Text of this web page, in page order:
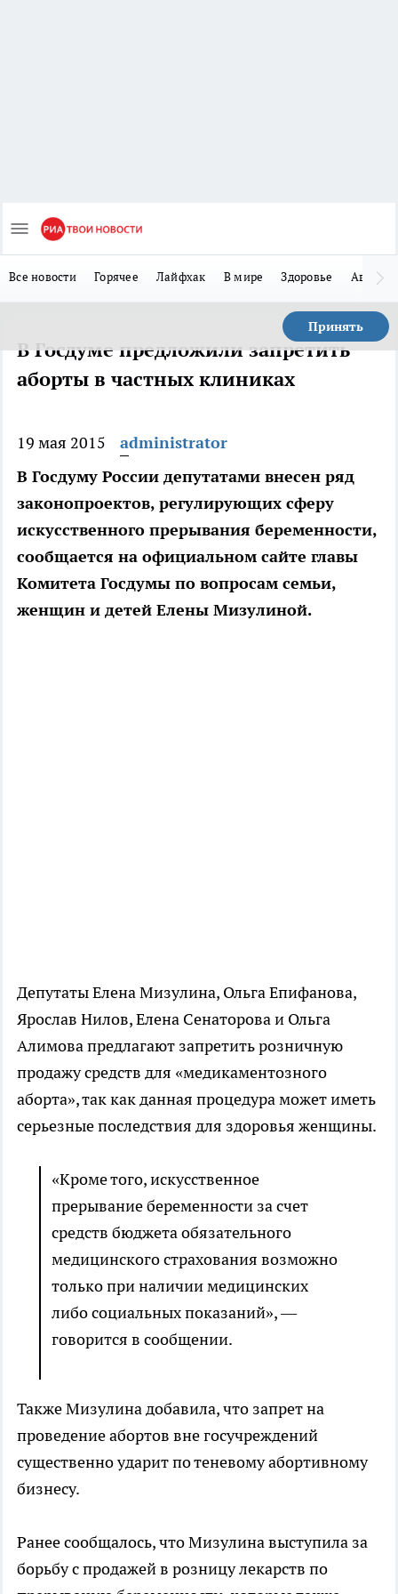
Все новости Горячее Лайфхак В мире Здоровье Авто
Принять
В Госдуме предложили запретить
аборты в частных клиниках
19 мая 2015
administrator
В Госдуму России депутатами внесен ряд
законопроектов, регулирующих сферу
искусственного прерывания беременности,
сообщается на официальном сайте главы
Комитета Госдумы по вопросам семьи,
женщин и детей Елены Мизулиной.
Депутаты Елена Мизулина, Ольга Епифанова,
Ярослав Нилов, Елена Сенаторова и Ольга
Алимова предлагают запретить розничную
продажу средств для «медикаментозного
аборта», так как данная процедура может иметь
серьезные последствия для здоровья женщины.
«Кроме того, искусственное
прерывание беременности за счет
средств бюджета обязательного
медицинского страхования возможно
только при наличии медицинских
либо социальных показаний», —
говорится в сообщении.
Также Мизулина добавила, что запрет на
проведение абортов вне госучреждений
существенно ударит по теневому абортивному
бизнесу.
Ранее сообщалось, что Мизулина выступила за
борьбу с продажей в розницу лекарств по